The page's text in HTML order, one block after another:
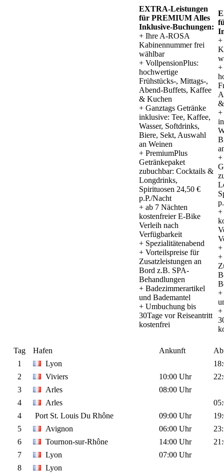
EXTRA-Leistungen
für PREMIUM Alles
Inklusive-Buchungen:
+ Ihre A-ROSA
Kabinennummer frei
wählbar
+ VollpensionPlus:
hochwertige
Frühstücks-, Mittags-,
Abend-Buffets, Kaffee
& Kuchen
+ Ganztags Getränke
inklusive: Tee, Kaffee,
Wasser, Softdrinks,
Biere, Sekt, Auswahl
an Weinen
+ PremiumPlus
Getränkepaket
zubuchbar: Cocktails &
Longdrinks,
Spirituosen 24,50 €
p.P./Nacht
+ ab 7 Nächten
kostenfreier E-Bike
Verleih nach
Verfügbarkeit
+ Spezialitätenabend
+ Vorteilspreise für
Zusatzleistungen an
Bord z.B. SPA-
Behandlungen
+ Badezimmerartikel
und Bademantel
+ Umbuchung bis
30Tage vor Reiseantritt
kostenfrei
+
+
+
+
+
+
+
+
+
Tag Hafen Ankunft
1
Lyon
2
Viviers 10:00 Uhr
3
Arles
08:00 Uhr
4
Arles
4
Port St. Louis Du Rhône 09:00 Uhr
5
Avignon 06:00 Uhr
6
Tournon-sur-Rhône 14:00 Uhr
7
Lyon
07:00 Uhr
8
Lyon